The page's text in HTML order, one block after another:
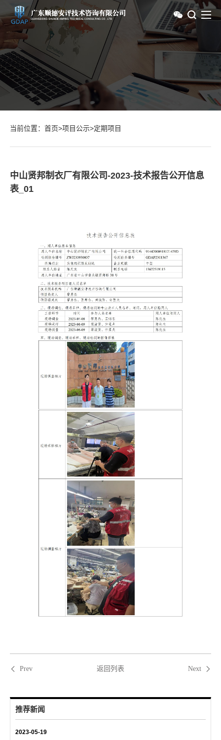
当前位置： 首页>项目公示>定期项目
中山贤邦制衣厂有限公司-2023-技术报告公开信息
表_01
Prev 返回列表 Next
推荐新闻
2023-05-19